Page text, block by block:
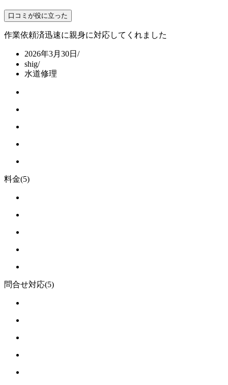
口コミが役に立った
作業依頼済迅速に親身に対応してくれました
2026年3月30日 /
shig/
水道修理
料金(5)
問合せ対応(5)